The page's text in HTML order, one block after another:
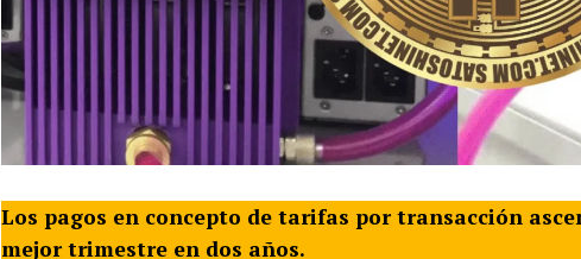
Los pagos en concepto de tarifas por transacción
mejor trimestre en dos años.